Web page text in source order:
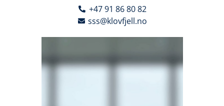
+47 91 86 80 82
sss@klovfjell.no